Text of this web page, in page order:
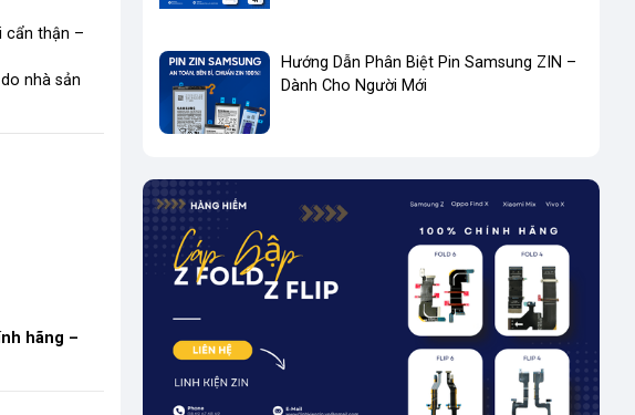
cẩn thận –
nhà sản
hãng –
Hướng Dẫn Phân Biệt Pin Samsung ZIN –
Dành Cho Người Mới